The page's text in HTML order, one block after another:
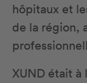
hôpitaux et
de la région,
XUND était à